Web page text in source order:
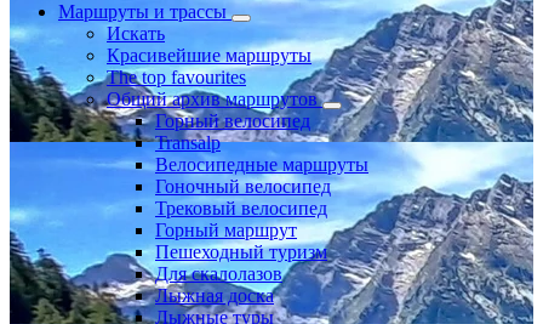
Маршруты и трассы
Искать
Красивейшие маршруты
The top favourites
Общий архив маршрутов
Горный велосипед
Transalp
Велосипедные маршруты
Гоночный велосипед
Трековый велосипед
Горный маршрут
Пешеходный туризм
Для скалолазов
Лыжная доска
Лыжные туры